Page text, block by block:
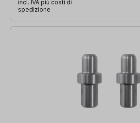
incl. IVA più costi di
spedizione